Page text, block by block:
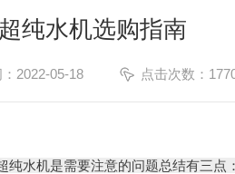
纯水机选购指南
2022-05-18 点击次数：
纯水机是需要注意的问题总结有三点